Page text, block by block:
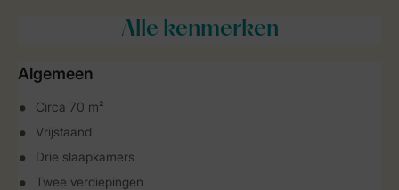
Alle kenmerken
Algemeen
Circa 70 m²
Vrijstaand
Drie slaapkamers
Twee verdiepingen